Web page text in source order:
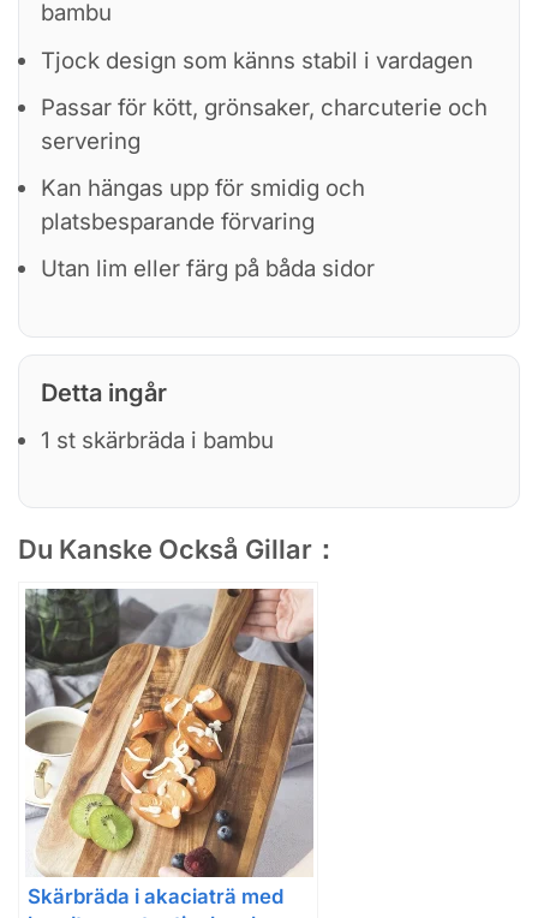
bambu
Tjock design som känns stabil i vardagen
Passar för kött, grönsaker, charcuterie och
servering
Kan hängas upp för smidig och
platsbesparande förvaring
Utan lim eller färg på båda sidor
Detta ingår
1 st skärbräda i bambu
Du Kanske Också Gillar：
Skärbräda i akaciaträ med